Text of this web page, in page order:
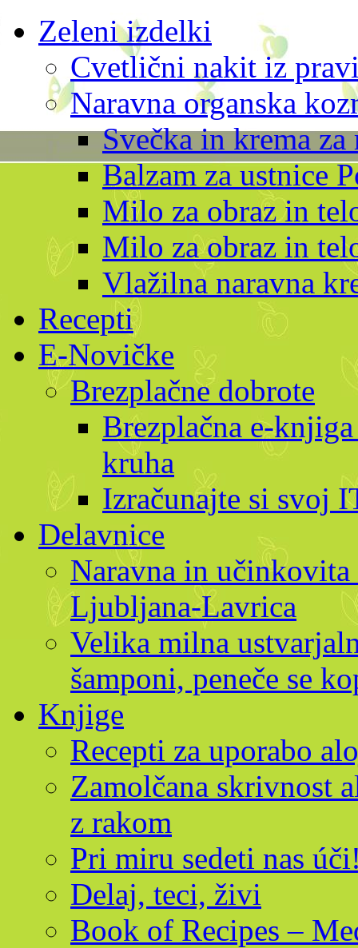
Zeleni izdelki
Cvetlični nakit iz
Naravna organska
Svečka in krema
Balzam za ustnice
Milo za obraz in
Milo za obraz in
Vlažilna naravna
Recepti
E-Novičke
Brezplačne dobrote
Brezplačna e-
kruha
Izračunajte si svoj
Delavnice
Naravna in
Ljubljana-Lavrica
Velika milna
šamponi, peneče se
Knjige
Recepti za uporabo
Zamolčana skrivnost
z rakom
Pri miru sedeti nas
Delaj, teci, živi
Book of Recipes –